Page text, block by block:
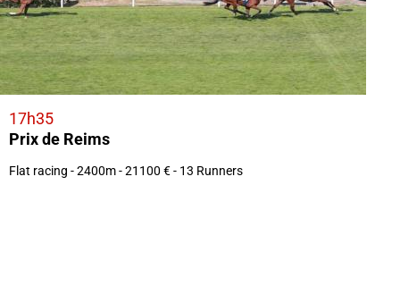
17h35
Prix de Reims
Flat racing - 2400m - 21100 € - 13 Runners